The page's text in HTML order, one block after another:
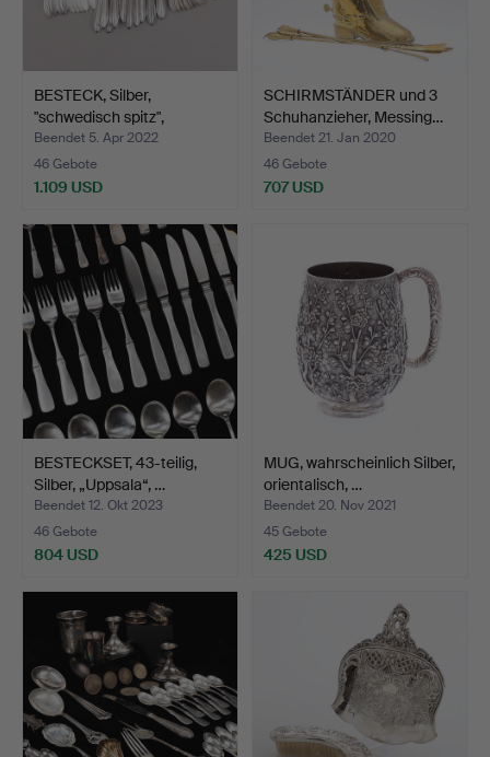
BESTECK, Silber,
"schwedisch spitz",
Gesam…
Beendet 5. Apr 2022
46 Gebote
1.109 USD
SCHIRMSTÄNDER und 3
Schuhanzieher, Messing…
Beendet 21. Jan 2020
46 Gebote
707 USD
BESTECKSET, 43-teilig,
Silber, „Uppsala“, …
Beendet 12. Okt 2023
46 Gebote
804 USD
MUG, wahrscheinlich Silber,
orientalisch, …
Beendet 20. Nov 2021
45 Gebote
425 USD